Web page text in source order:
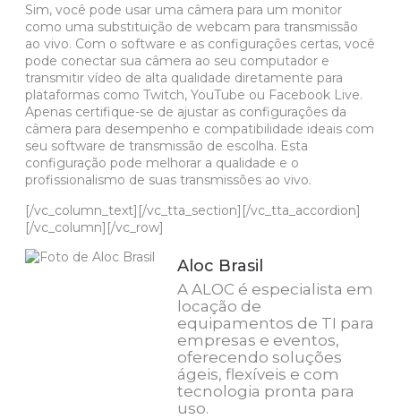
Sim, você pode usar uma câmera para um monitor
como uma substituição de webcam para transmissão
ao vivo. Com o software e as configurações certas, você
pode conectar sua câmera ao seu computador e
transmitir vídeo de alta qualidade diretamente para
plataformas como Twitch, YouTube ou Facebook Live.
Apenas certifique-se de ajustar as configurações da
câmera para desempenho e compatibilidade ideais com
seu software de transmissão de escolha. Esta
configuração pode melhorar a qualidade e o
profissionalismo de suas transmissões ao vivo.
[/vc_column_text][/vc_tta_section][/vc_tta_accordion]
[/vc_column][/vc_row]
Aloc Brasil
A ALOC é especialista em
locação de
equipamentos de TI para
empresas e eventos,
oferecendo soluções
ágeis, flexíveis e com
tecnologia pronta para
uso.